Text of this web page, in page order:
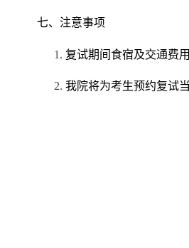
七、注意事项
1. 复试期间食宿及交通费用
2. 我院将为考生预约复试